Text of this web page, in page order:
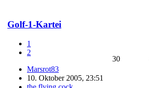
Golf-1-Kartei
1
2
Marsrot83
10. Oktober 2005, 23:51
30